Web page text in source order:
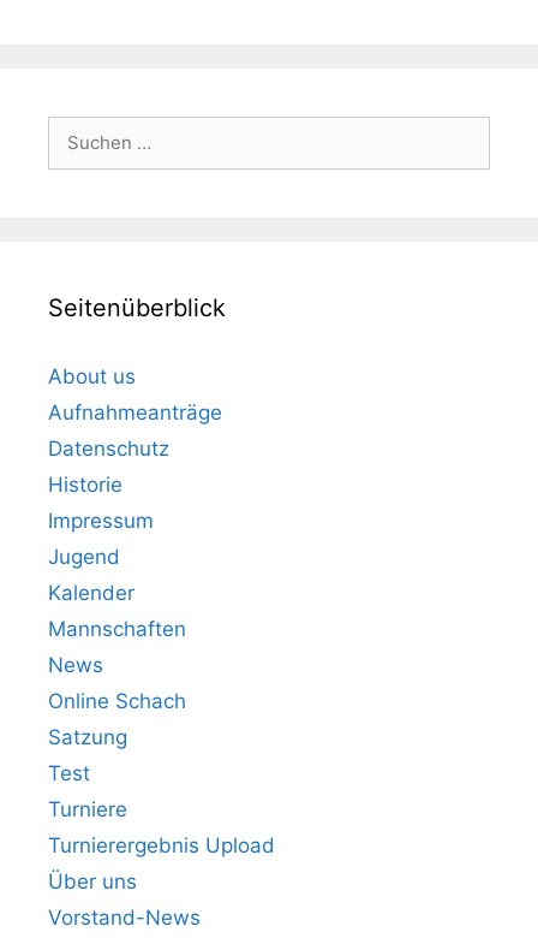
Seitenüberblick
About us
Aufnahmeanträge
Datenschutz
Historie
Impressum
Jugend
Kalender
Mannschaften
News
Online Schach
Satzung
Test
Turniere
Turnierergebnis Upload
Über uns
Vorstand-News